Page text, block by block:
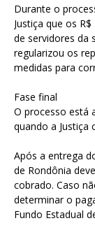
Durante o
Justiça que os
de servidores da
regularizou os
medidas para
Fase final
O processo está
quando a Justiça
Após a entrega
de Rondônia
cobrado. Caso
determinar o
Fundo Estadual